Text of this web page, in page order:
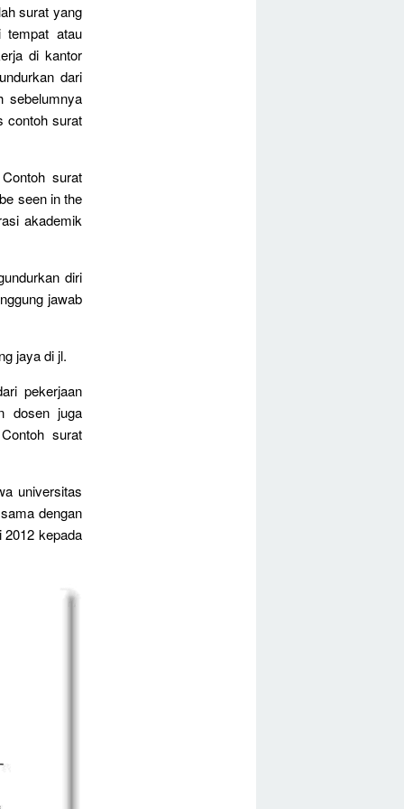
surat yang
tempat atau
di kantor
dari
sebelumnya
contoh surat
surat
seen in the
akademik
diri
jawab
jaya di jl.
pekerjaan
dosen juga
surat
universitas
dengan
2012 kepada